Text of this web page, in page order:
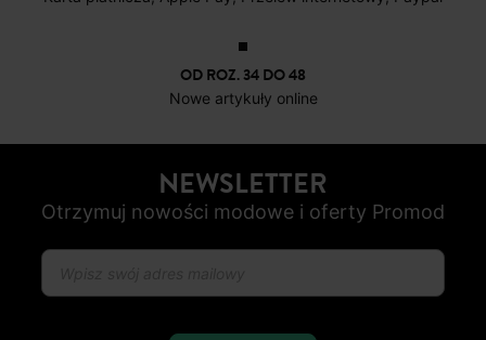
OD ROZ. 34 DO 48
Nowe artykuły online
NEWSLETTER
Otrzymuj nowości modowe i oferty Promod